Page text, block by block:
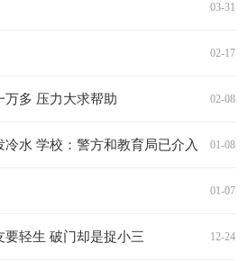
03-31
02-17
02-08
万多 压力大求帮助
01-08
水 学校：警方和教育局已介入
01-07
12-24
轻生 破门却是捉小三